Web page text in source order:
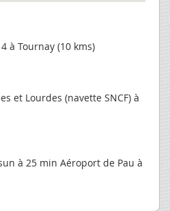
à Tournay (10 kms)
et Lourdes (navette SNCF) à
à 25 min Aéroport de Pau à